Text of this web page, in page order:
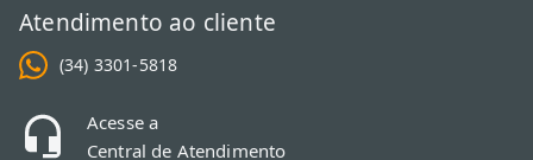
Atendimento ao cliente
(34) 3301-5818
Acesse a
Central de Atendimento